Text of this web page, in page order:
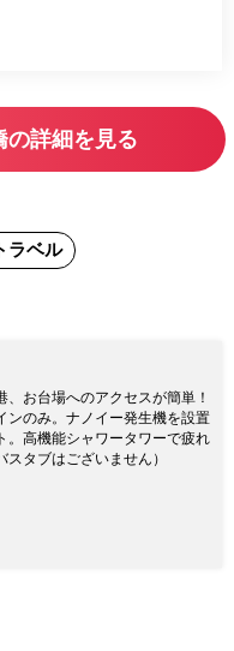
詳細を見る
ラベル
お台場へのアクセスが簡単！
ンのみ。ナノイー発生機を設置
。高機能シャワータワーで疲れ
タブはございません）